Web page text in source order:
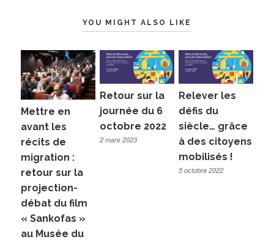
YOU MIGHT ALSO LIKE
Mettre en
avant les
récits de
migration :
retour sur la
projection-
débat du film
« Sankofas »
au Musée du
Retour sur la
journée du 6
octobre 2022
2 mars 2023
Relever les
défis du
siècle… grâce
à des citoyens
mobilisés !
5 octobre 2022